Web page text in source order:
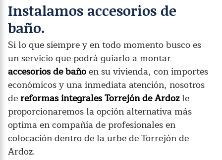
Instalamos accesorios de
baño.
Si lo que siempre y en todo momento busco es
un servicio que podrá guiarlo a montar
accesorios de bañoen su vivienda, con importes
económicos y una inmediata atención, nosotros
dereformas integrales Torrejón de Ardozle
proporcionaremos la opción alternativa más
optima en compañía de profesionales en
colocación dentro de la urbe de Torrejón de
Ardoz.